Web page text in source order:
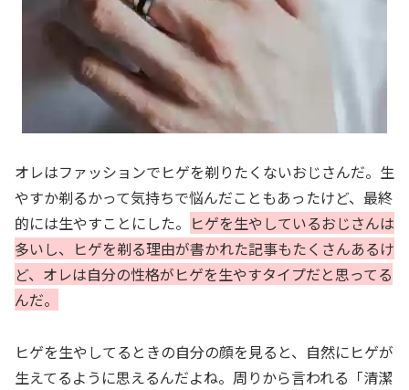
オレはファッションでヒゲを剃りたくないおじさんだ。生
やすか剃るかって気持ちで悩んだこともあったけど、最終
的には生やすことにした。 ヒゲを生やしているおじさんは
多いし、ヒゲを剃る理由が書かれた記事もたくさんあるけ
ど、オレは自分の性格がヒゲを生やすタイプだと思ってる
んだ。
ヒゲを生やしてるときの自分の顔を見ると、自然にヒゲが
生えてるように思えるんだよね。周りから言われる「清潔